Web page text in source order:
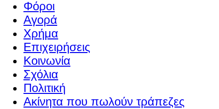
Φόροι
Αγορά
Χρήμα
Επιχειρήσεις
Κοινωνία
Σχόλια
Πολιτική
Ακίνητα που πωλούν τράπεζες